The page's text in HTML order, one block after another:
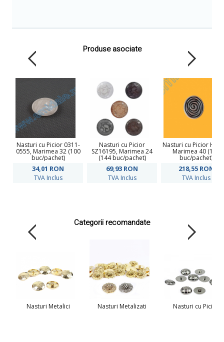
Produse asociate
Nasturi cu Picior 0311-
0555, Marimea 32 (100
buc/pachet)
34,01 RON
TVA Inclus
Nasturi cu Picior
SZ16195, Marimea 24
(144 buc/pachet)
69,93 RON
TVA Inclus
Nasturi cu Picior
Marimea 40 (100
buc/pachet)
218,55 RON
TVA Inclus
Categorii recomandate
Nasturi Metalici Nasturi Metalizati Nasturi cu Picior